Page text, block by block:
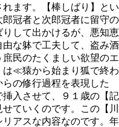
れます。【棒しばり】とい
冠者と次郎冠者に留守の
して出かけるが、悪知恵
な躰で工夫して、盗み酒
民のたくましい欲望のエ
は≪猿から始まり狐で終わ
の修行過程を表現した
挿入させて、９１歳の【記
ていくのです。この【川
リアスな内容なのです。年